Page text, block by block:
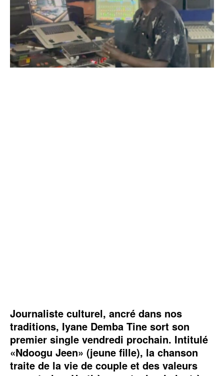
Journaliste culturel, ancré dans nos
traditions, Iyane Demba Tine sort son
premier single vendredi prochain. Intitulé
«Ndoogu Jeen» (jeune fille), la chanson
traite de la vie de couple et des valeurs